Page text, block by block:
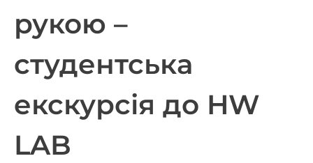
рукою –
студентська
екскурсія до HW
LAB